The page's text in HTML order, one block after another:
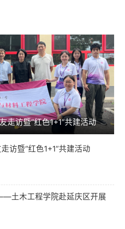
走访暨“红色1+1”共建活动
访暨“红色1+1”共建活动
土木工程学院赴延庆区开展